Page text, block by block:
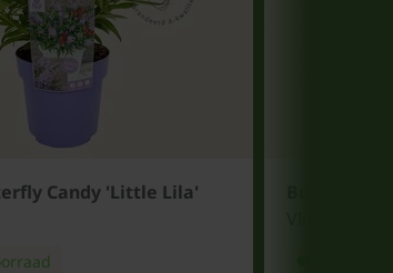
Candy 'Little Lila'